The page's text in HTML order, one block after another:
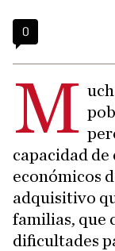
0
M
capacidad de
económicos
adquisitivo
familias, que
dificultades